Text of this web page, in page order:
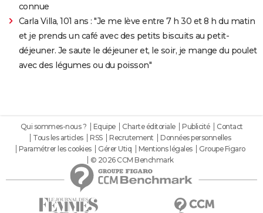
connue
Carla Villa, 101 ans : "Je me lève entre 7 h 30 et 8 h du matin
et je prends un café avec des petits biscuits au petit-
déjeuner. Je saute le déjeuner et, le soir, je mange du poulet
avec des légumes ou du poisson"
Qui sommes-nous ? Equipe Charte éditoriale Publicité
Contact
Tous les articles
RSS Recrutement
Données personnelles
Paramétrer les cookies
Gérer Utiq Mentions légales
Groupe Figaro
© 2026 CCM Benchmark